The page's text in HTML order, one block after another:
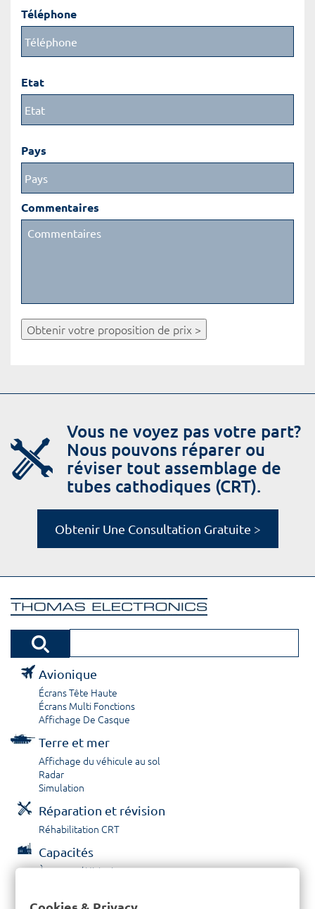
Téléphone
Etat
Pays
Commentaires
Obtenir votre proposition de prix >
Vous ne voyez pas votre part?
Nous pouvons réparer ou
réviser tout assemblage de
tubes cathodiques (CRT).
Obtenir Une Consultation Gratuite >
Avionique
Écrans Tête Haute
Écrans Multi Fonctions
Affichage De Casque
Terre et mer
Affichage du véhicule au sol
Radar
Simulation
Réparation et révision
Réhabilitation CRT
Capacités
À propos / Historique